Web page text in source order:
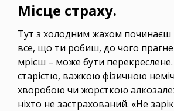
Місце страху.
Тут з холодним жахом починаєш
все, що ти робиш, до чого
мрієш – може бути
старістю, важкою фізичною
хворобою чи жорсткою
ніхто не застрахований. «Не